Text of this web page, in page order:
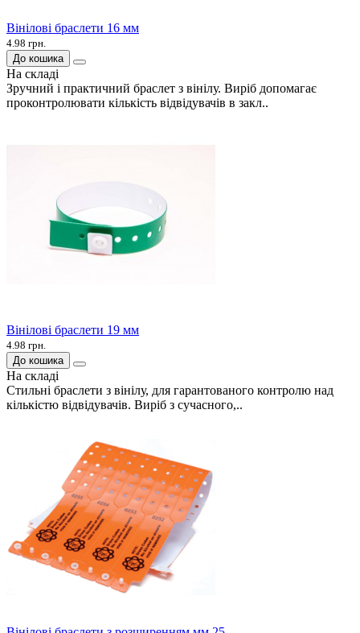
Вінілові браслети 16 мм
4.98 грн.
До кошика
На складі
Зручний і практичний браслет з вінілу. Виріб допомагає
проконтролювати кількість відвідувачів в закл..
Вінілові браслети 19 мм
4.98 грн.
До кошика
На складі
Стильні браслети з вінілу, для гарантованого контролю над
кількістю відвідувачів. Виріб з сучасного,..